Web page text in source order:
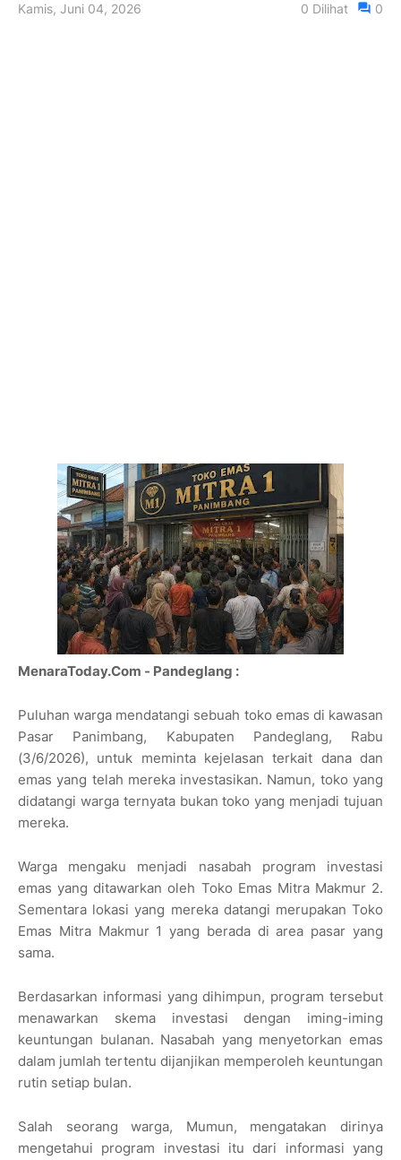
Kamis, Juni 04, 2026 0 Dilihat 0
MenaraToday.Com - Pandeglang :
Puluhan warga mendatangi sebuah toko emas di kawasan
Pasar Panimbang, Kabupaten Pandeglang, Rabu
(3/6/2026), untuk meminta kejelasan terkait dana dan
emas yang telah mereka investasikan. Namun, toko yang
didatangi warga ternyata bukan toko yang menjadi tujuan
mereka.
Warga mengaku menjadi nasabah program investasi
emas yang ditawarkan oleh Toko Emas Mitra Makmur 2.
Sementara lokasi yang mereka datangi merupakan Toko
Emas Mitra Makmur 1 yang berada di area pasar yang
sama.
Berdasarkan informasi yang dihimpun, program tersebut
menawarkan skema investasi dengan iming-iming
keuntungan bulanan. Nasabah yang menyetorkan emas
dalam jumlah tertentu dijanjikan memperoleh keuntungan
rutin setiap bulan.
Salah seorang warga, Mumun, mengatakan dirinya
mengetahui program investasi itu dari informasi yang